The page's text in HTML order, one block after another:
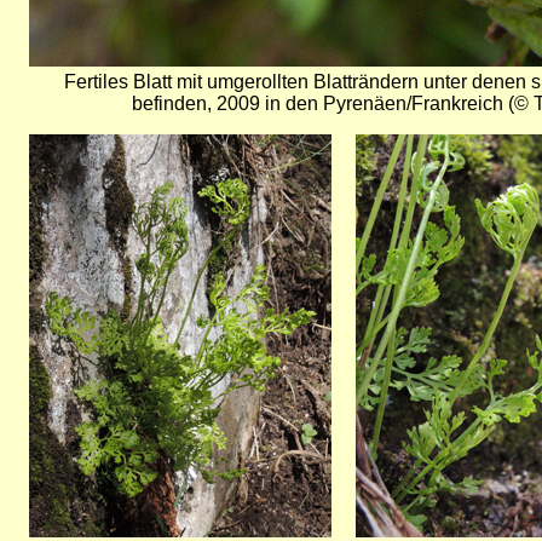
Fertiles Blatt mit umgerollten Blatträndern unter denen
befinden, 2009 in den Pyrenäen/Frankreich (©
Bild
Bild